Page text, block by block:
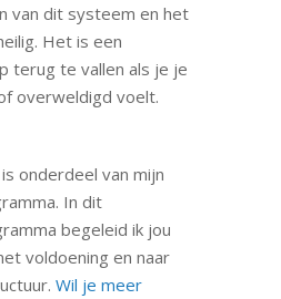
van dit systeem en het
Het is een
terug te vallen als je je
overweldigd voelt.
onderdeel van mijn
In dit
begeleid ik jou
voldoening en naar
Wil je meer